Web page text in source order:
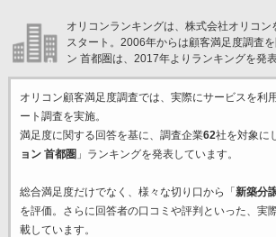
オリコンランキングは、株式会社オリコン
スタート。2006年からは顧客満足度調査
ン 首都圏は、2017年よりランキングを発
オリコン顧客満足度調査では、実際にサービスを利
ート調査を実施。
満足度に関する回答を基に、調査企業62社を対象に
ョン 首都圏 」ランキングを発表しています。
総合満足度だけでなく、様々な切り口から「 新築分
を評価。さらに回答者の口コミや評判といった、実
載しています。